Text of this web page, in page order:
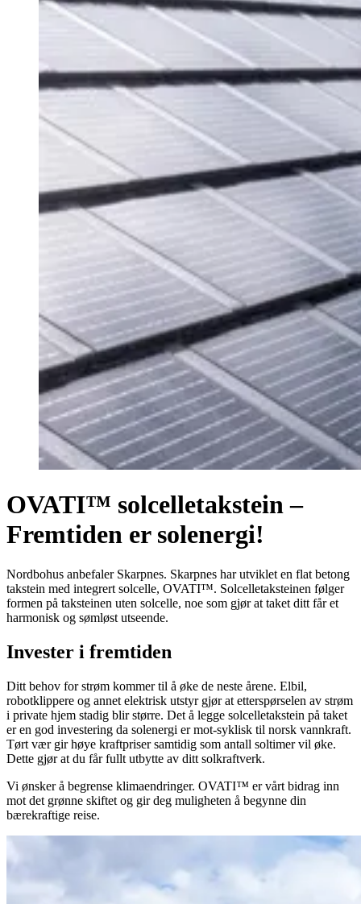
OVATI™ solcelletakstein –
Fremtiden er solenergi!
Nordbohus anbefaler Skarpnes. Skarpnes har utviklet en flat betong
takstein med integrert solcelle, OVATI™. Solcelletaksteinen følger
formen på taksteinen uten solcelle, noe som gjør at taket ditt får et
harmonisk og sømløst utseende.
Invester i fremtiden
Ditt behov for strøm kommer til å øke de neste årene. Elbil,
robotklippere og annet elektrisk utstyr gjør at etterspørselen av strøm
i private hjem stadig blir større. Det å legge solcelletakstein på taket
er en god investering da solenergi er mot-syklisk til norsk vannkraft.
Tørt vær gir høye kraftpriser samtidig som antall soltimer vil øke.
Dette gjør at du får fullt utbytte av ditt solkraftverk.
Vi ønsker å begrense klimaendringer. OVATI™ er vårt bidrag inn
mot det grønne skiftet og gir deg muligheten å begynne din
bærekraftige reise.